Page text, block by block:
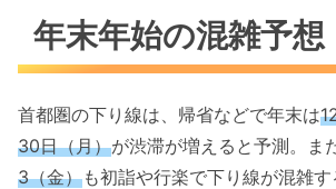
年末年始の混雑予想
首都圏の下り線は、帰省などで年末は
30日（月）が渋滞が増えると予測。ま
3（金）も初詣や行楽で下り線が混雑